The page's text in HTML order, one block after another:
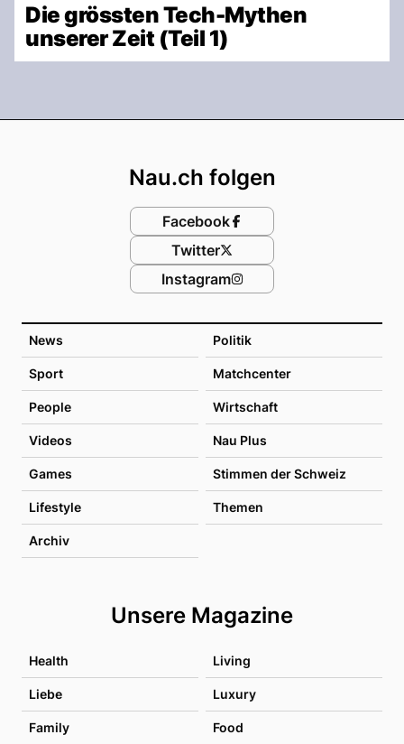
Die grössten Tech-Mythen
unserer Zeit (Teil 1)
News Politik
Sport Matchcenter
People Wirtschaft
Videos Nau Plus
Games Stimmen der Schweiz
Lifestyle Themen
Archiv
Unsere Magazine
Health Living
Liebe Luxury
Family Food
Nau.ch folgen
Facebook
Twitter
Instagram